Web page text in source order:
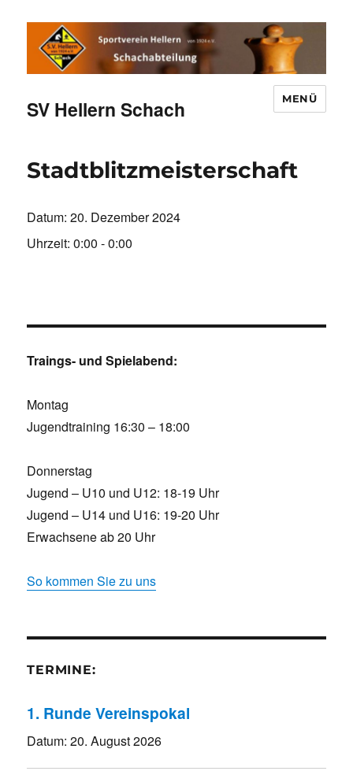
SV Hellern Schach MENÜ
Stadtblitzmeisterschaft
Datum:20. Dezember 2024
Uhrzeit:0:00 - 0:00
Traings- und Spielabend:
Montag
Jugendtraining 16:30 – 18:00
Donnerstag
Jugend – U10 und U12: 18-19 Uhr
Jugend – U14 und U16: 19-20 Uhr
Erwachsene ab 20 Uhr
So kommen Sie zu uns
TERMINE:
1. Runde Vereinspokal
Datum:20. August 2026